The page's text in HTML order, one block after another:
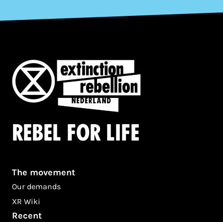
Rebel for life
The movement
Our demands
XR Wiki
Recent